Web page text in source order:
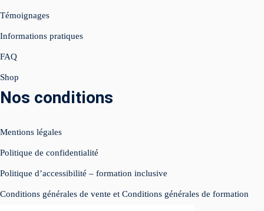
IA Vidéo IA
Instagram
Live
Business
réseaux sociaux
Témoignages
Informations pratiques
FAQ
Shop
Nos conditions
Mentions légales
Politique de confidentialité
Politique d’accessibilité – formation inclusive
Conditions générales de vente et Conditions générales de formation